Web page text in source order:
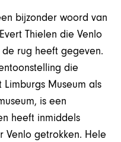
bijzonder woord van
Thielen die Venlo
rug heeft gegeven.
die
Museum als
is een
heeft inmiddels
Venlo getrokken. Hele